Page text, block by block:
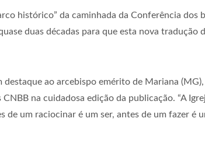
histórico” da caminhada da Conferência dos
duas décadas para que esta nova tradução
destaque ao arcebispo emérito de Mariana
na cuidadosa edição da publicação. “A
de um raciocinar é um ser, antes de um fazer é